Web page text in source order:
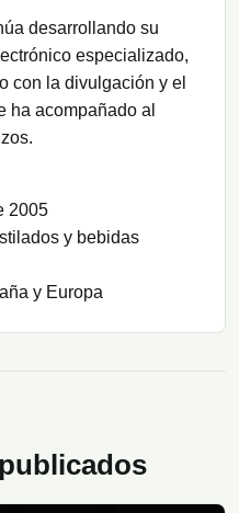
desarrollando su
especializado,
con la divulgación y el
ha acompañado al
2005
y bebidas
y Europa